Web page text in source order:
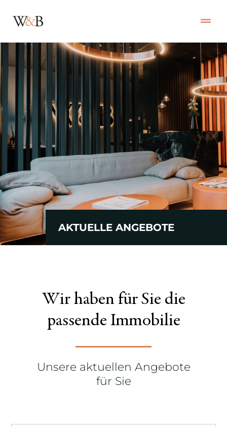
AKTUELLE ANGEBOTE
Wir haben für Sie die
passende Immobilie
Unsere aktuellen Angebote
für Sie